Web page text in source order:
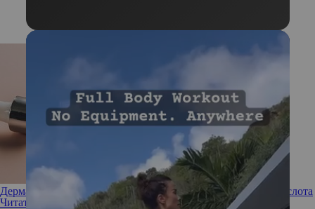
Дерматологи рассказали, чем еще полезна гиалуроновая кислота
Читать полностью